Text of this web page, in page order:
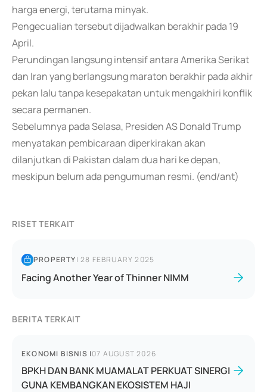
harga energi, terutama minyak.
Pengecualian tersebut dijadwalkan berakhir pada 19
April.
Perundingan langsung intensif antara Amerika Serikat
dan Iran yang berlangsung maraton berakhir pada akhir
pekan lalu tanpa kesepakatan untuk mengakhiri konflik
secara permanen.
Sebelumnya pada Selasa, Presiden AS Donald Trump
menyatakan pembicaraan diperkirakan akan
dilanjutkan di Pakistan dalam dua hari ke depan,
meskipun belum ada pengumuman resmi. (end/ant)
RISET TERKAIT
PROPERTY|28 FEBRUARY 2025
Facing Another Year of Thinner NIMM
BERITA TERKAIT
EKONOMI BISNIS |07 AUGUST 2026
BPKH DAN BANK MUAMALAT PERKUAT SINERGI
GUNA KEMBANGKAN EKOSISTEM HAJI